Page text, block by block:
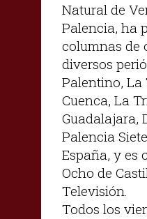
Natural de
Palencia, ha
columnas de
diversos
Palentino, La
Cuenca, La
Guadalajara,
Palencia
España, y es
Ocho de
Televisión.
Todos los